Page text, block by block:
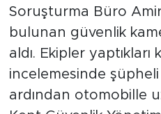
Soruşturma Büro
bulunan güvenlik
aldı. Ekipler yaptıkları
incelemesinde şüpheli
ardından otomobille